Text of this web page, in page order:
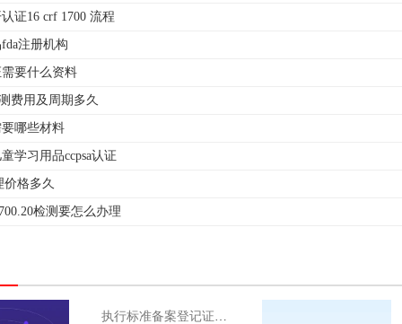
证16 crf 1700 流程
注册机构
需要什么资料
费用及周期多久
要哪些材料
学习用品ccpsa认证
价格多久
检测要怎么办理
执行标准备案登记证（登记证号和执行标准）